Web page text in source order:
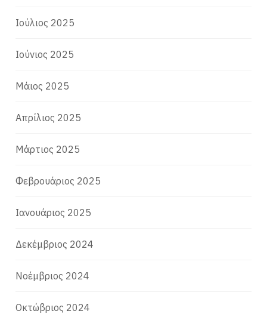
Ιούλιος 2025
Ιούνιος 2025
Μάιος 2025
Απρίλιος 2025
Μάρτιος 2025
Φεβρουάριος 2025
Ιανουάριος 2025
Δεκέμβριος 2024
Νοέμβριος 2024
Οκτώβριος 2024